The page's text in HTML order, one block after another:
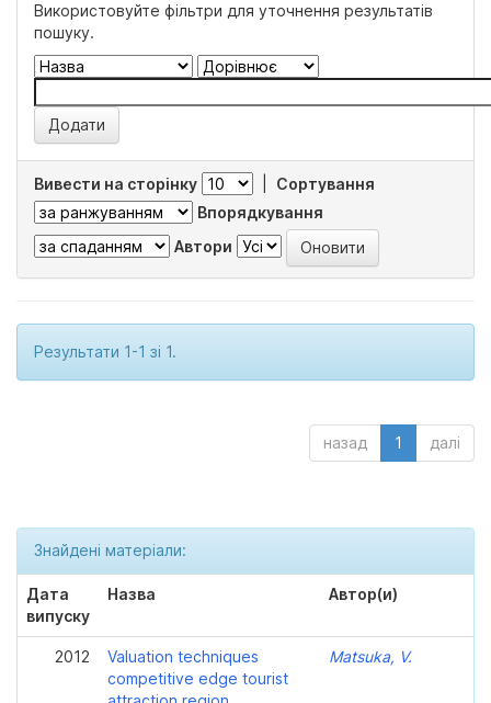
Використовуйте фільтри для уточнення результатів
пошуку.
Вивести на сторінку
Сортування
Впорядкування
Автори
Результати 1-1 зі 1.
назад 1 далі
Знайдені матеріали:
Дата
випуску
Назва Автор(и)
2012
Valuation techniques
competitive edge tourist
Matsuka, V.